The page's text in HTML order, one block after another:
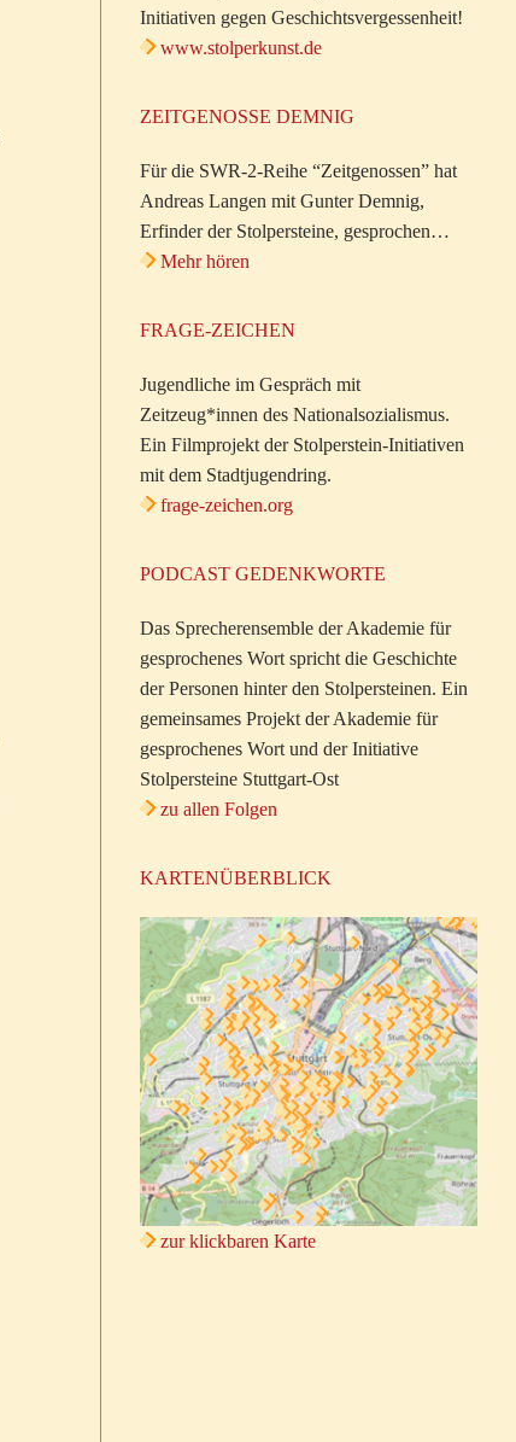
Initiativen gegen Geschichtsvergessenheit!
www.stolperkunst.de
ZEITGENOSSE DEMNIG
Für die SWR-2-Reihe “Zeitgenossen” hat
Andreas Langen mit Gunter Demnig,
Erfinder der Stolpersteine, gesprochen…
Mehr hören
FRAGE-ZEICHEN
Jugendliche im Gespräch mit
Zeitzeug*innen des Nationalsozialismus.
Ein Filmprojekt der Stolperstein-Initiativen
mit dem Stadtjugendring.
frage-zeichen.org
PODCAST GEDENKWORTE
Das Sprecherensemble der Akademie für
gesprochenes Wort spricht die Geschichte
der Personen hinter den Stolpersteinen. Ein
gemeinsames Projekt der Akademie für
gesprochenes Wort und der Initiative
Stolpersteine Stuttgart-Ost
zu allen Folgen
KARTENÜBERBLICK
zur klickbaren Karte